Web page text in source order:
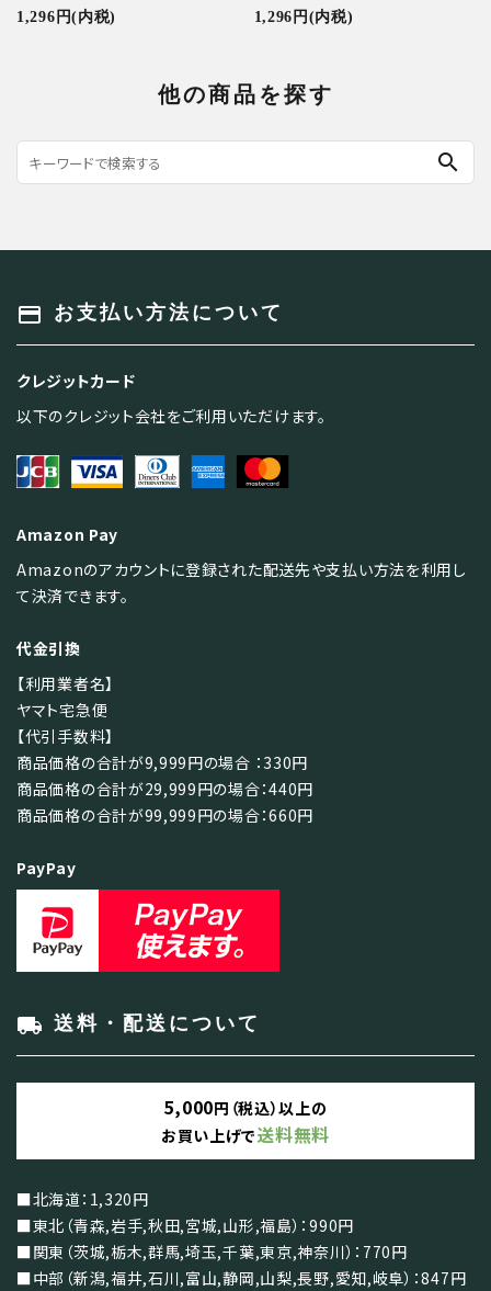
1,296円(内税)
1,296円(内税)
他の商品を探す
search
payment お支払い方法について
クレジットカード
以下のクレジット会社をご利用いただけます。
Amazon Pay
Amazonのアカウントに登録された配送先や支払い方法を利用し
て決済できます。
代金引換
【利用業者名】
ヤマト宅急便
【代引手数料】
商品価格の合計が9,999円の場合 ：330円
商品価格の合計が29,999円の場合：440円
商品価格の合計が99,999円の場合：660円
PayPay
local_shipping 送料・配送について
5,000円（税込）以上の
お買い上げで送料無料
■北海道：1,320円
■東北（青森,岩手,秋田,宮城,山形,福島）：990円
■関東（茨城,栃木,群馬,埼玉,千葉,東京,神奈川）：770円
■中部（新潟,福井,石川,富山,静岡,山梨,長野,愛知,岐阜）：847円